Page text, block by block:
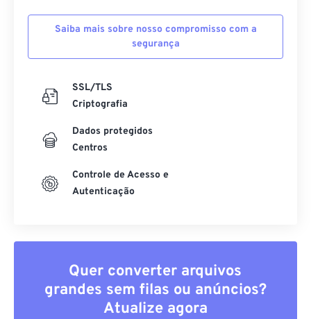
Saiba mais sobre nosso compromisso com a
segurança
SSL/TLS
Criptografia
Dados protegidos
Centros
Controle de Acesso e
Autenticação
Quer converter arquivos
grandes sem filas ou anúncios?
Atualize agora